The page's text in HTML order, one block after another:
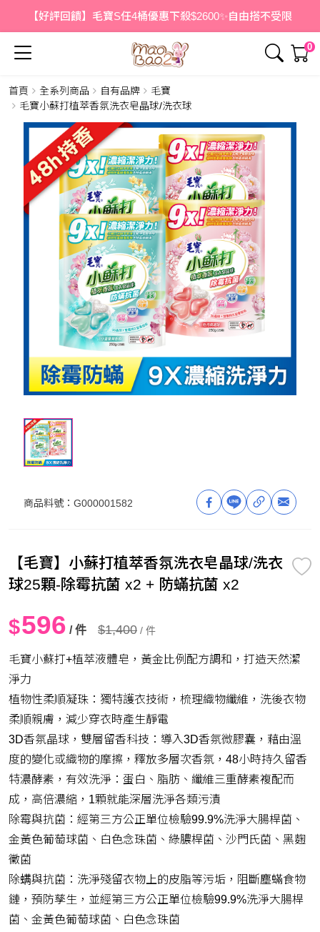
【好評回饋】毛寶S任4桶優惠下殺$2600✨自由搭不受限
0
簡介 內容
首頁 全系列商品 自有品牌
毛寶
毛寶小蘇打植萃香氛洗衣皂晶球/洗衣球
商品料號：G000001582
【毛寶】小蘇打植萃香氛洗衣皂晶球/洗衣
球25顆-除霉抗菌 x2 + 防蟎抗菌 x2
$596 / 件 $1,400 / 件
毛寶小蘇打+植萃液體皂，黃金比例配方調和，打造天然潔
淨力
植物性柔順凝珠：獨特護衣技術，梳理織物纖維，洗後衣物
柔順親膚，減少穿衣時產生靜電
3D香氛晶球，雙層留香科技：導入3D香氛微膠囊，藉由溫
度的變化或織物的摩擦，釋放多層次香氛，48小時持久留香
特濃酵素，有效洗淨：蛋白、脂肪、纖維三重酵素複配而
成，高倍濃縮，1顆就能深層洗淨各類污漬
除霉與抗菌：經第三方公正單位檢驗99.9%洗淨大腸桿菌、
金黃色葡萄球菌、白色念珠菌、綠膿桿菌、沙門氏菌、黑麴
黴菌
除螨與抗菌：洗淨殘留衣物上的皮脂等污垢，阻斷塵蟎食物
鏈，預防孳生，並經第三方公正單位檢驗99.9%洗淨大腸桿
菌、金黃色葡萄球菌、白色念珠菌